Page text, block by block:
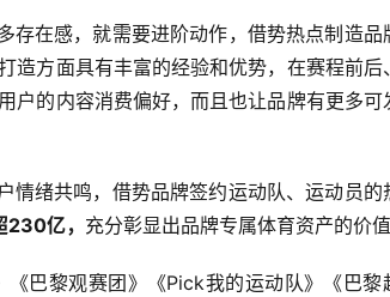
存在感，就需要进阶动作，借势热点制造品
造方面具有丰富的经验和优势，在赛程前后
户的内容消费偏好，而且也让品牌有更多可
情绪共鸣，借势品牌签约运动队、运动员的
亿， 充分彰显出品牌专属体育资产的价值
巴黎观赛团》《Pick我的运动队》《巴黎